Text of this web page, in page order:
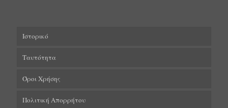
Ιστορικό
Ταυτότητα
Όροι Χρήσης
Πολιτική Απορρήτου